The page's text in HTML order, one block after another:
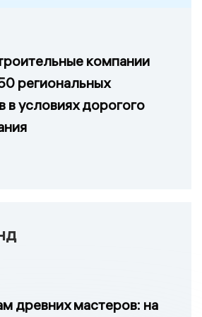
компании
региональных
в условиях дорогого
древних мастеров: на